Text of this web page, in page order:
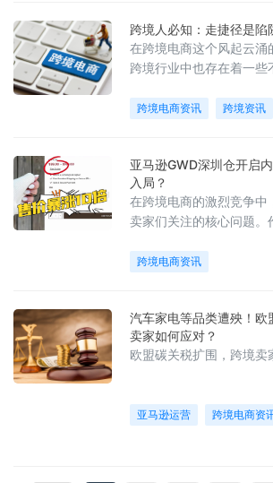
跨境人必知：走捷径是陷
在跨境电商这个风起云涌
跨境行业中也存在着一些
有体现。
跨境电商资讯 跨境资讯
亚马逊GWD深圳仓开启
入局？
在跨境电商的激烈竞争中
卖家们关注的核心问题。
跨境链”战略中的核心物
跨境电商资讯
汽车家电等品类遭殃！欧
卖家如何应对？
欧盟碳关税扩围，跨境卖
亚马逊运营 跨境电商资